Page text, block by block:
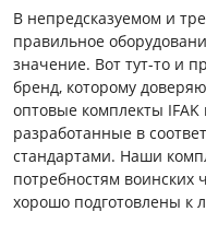
В непредсказуемом и
правильное
значение. Вот тут-то и
бренд, которому
оптовые комплекты
разработанные в
стандартами. Наши
потребностям воинских
хорошо подготовлены к